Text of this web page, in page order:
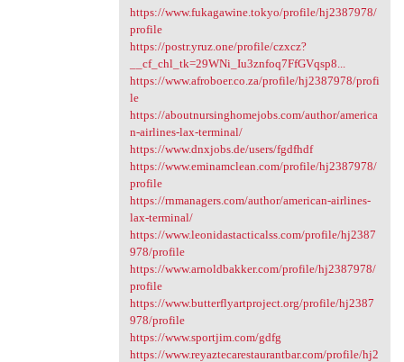
https://www.fukagawine.tokyo/profile/hj2387978/
profile
https://postr.yruz.one/profile/czxcz?
__cf_chl_tk=29WNi_Iu3znfoq7FfGVqsp8...
https://www.afroboer.co.za/profile/hj2387978/profi
le
https://aboutnursinghomejobs.com/author/america
n-airlines-lax-terminal/
https://www.dnxjobs.de/users/fgdfhdf
https://www.eminamclean.com/profile/hj2387978/
profile
https://rnmanagers.com/author/american-airlines-
lax-terminal/
https://www.leonidastacticalss.com/profile/hj2387
978/profile
https://www.arnoldbakker.com/profile/hj2387978/
profile
https://www.butterflyartproject.org/profile/hj2387
978/profile
https://www.sportjim.com/gdfg
https://www.reyaztecarestaurantbar.com/profile/hj2